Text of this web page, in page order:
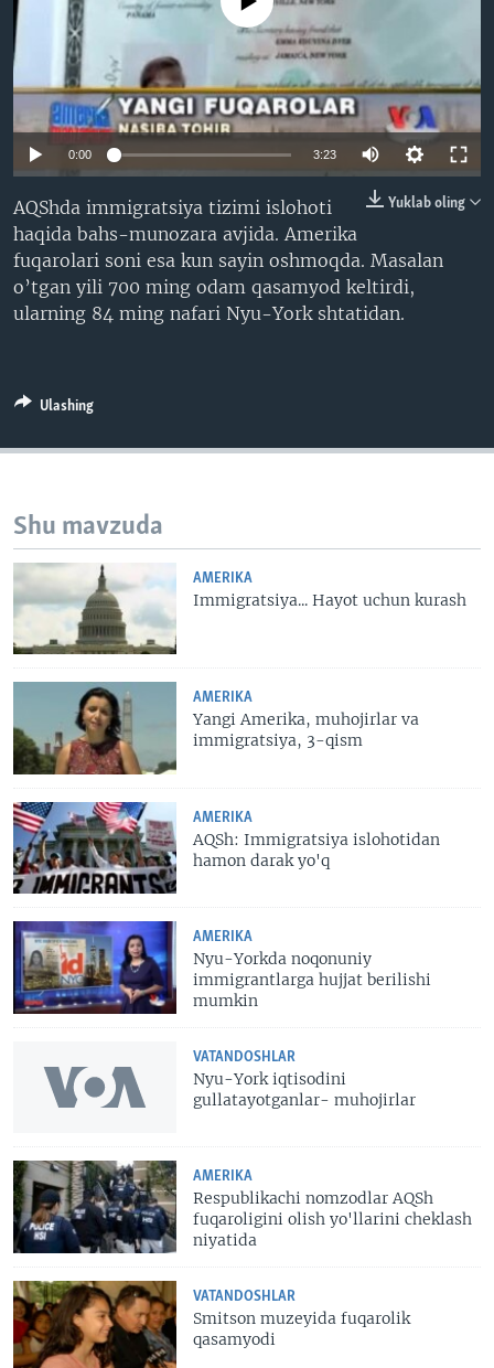
VIDEO
XABARLAR SURATLARDA
ODNOKLASSNIKI
TELEGRAM
TWITTER
SOUNDCLOUD
0:00 3:23
Yuklab oling
AQShda immigratsiya tizimi islohoti
haqida bahs-munozara avjida. Amerika
fuqarolari soni esa kun sayin oshmoqda. Masalan
o’tgan yili 700 ming odam qasamyod keltirdi,
ularning 84 ming nafari Nyu-York shtatidan.
Ulashing
Shu mavzuda
AMERIKA
Immigratsiya... Hayot uchun kurash
AMERIKA
Yangi Amerika, muhojirlar va
immigratsiya, 3-qism
AMERIKA
AQSh: Immigratsiya islohotidan
hamon darak yo'q
AMERIKA
Nyu-Yorkda noqonuniy
immigrantlarga hujjat berilishi
mumkin
VATANDOSHLAR
Nyu-York iqtisodini
gullatayotganlar- muhojirlar
AMERIKA
Respublikachi nomzodlar AQSh
fuqaroligini olish yo'llarini cheklash
niyatida
VATANDOSHLAR
Smitson muzeyida fuqarolik
qasamyodi